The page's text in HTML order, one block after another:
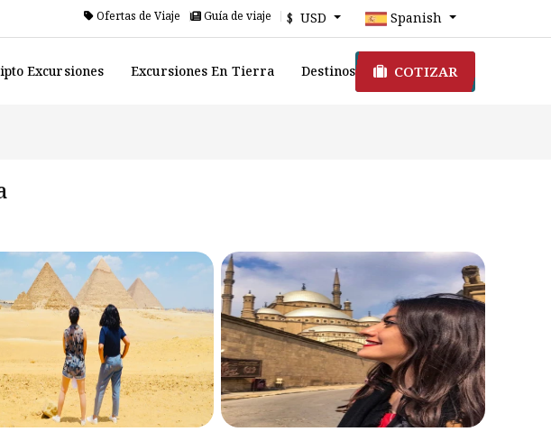
Ofertas de Viaje Guía de viaje $ USD Spanish
Excursiones Excursiones En Tierra Destinos COTIZAR